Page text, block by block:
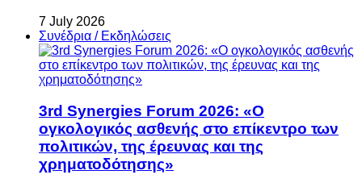
7 July 2026
Συνέδρια / Εκδηλώσεις
3rd Synergies Forum 2026: «Ο
ογκολογικός ασθενής στο επίκεντρο των
πολιτικών, της έρευνας και της
χρηματοδότησης»